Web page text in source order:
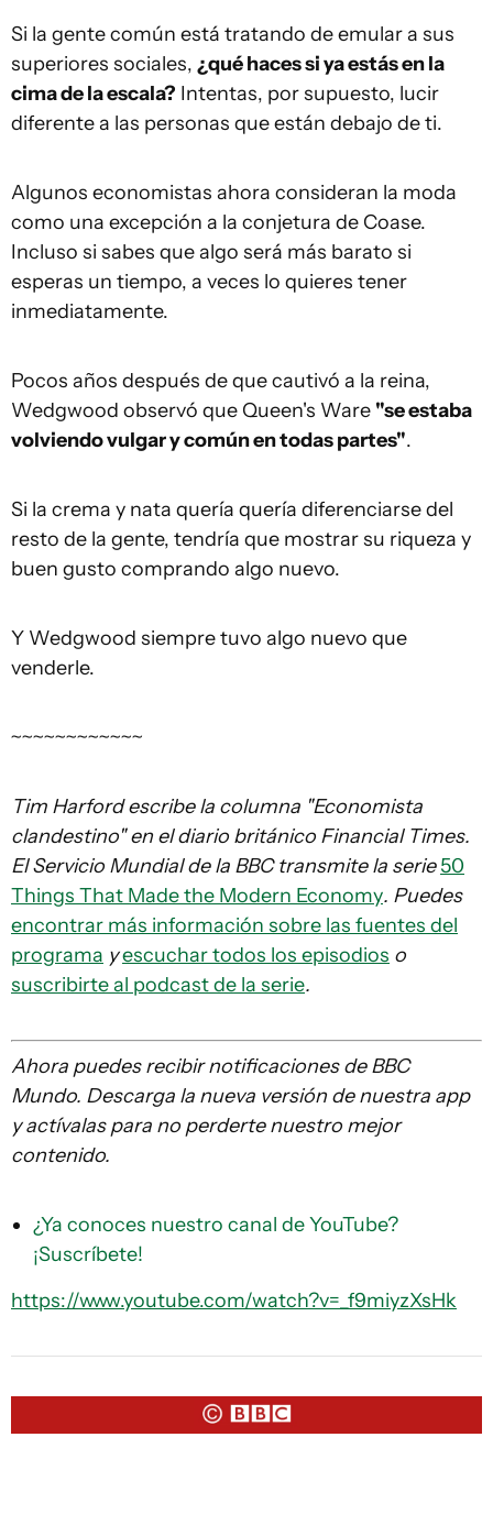
Si la gente común está tratando de emular a sus
superiores sociales, ¿qué haces si ya estás en la
cima de la escala? Intentas, por supuesto, lucir
diferente a las personas que están debajo de ti.
Algunos economistas ahora consideran la moda
como una excepción a la conjetura de Coase.
Incluso si sabes que algo será más barato si
esperas un tiempo, a veces lo quieres tener
inmediatamente.
Pocos años después de que cautivó a la reina,
Wedgwood observó que Queen's Ware "se estaba
volviendo vulgar y común en todas partes".
Si la crema y nata quería quería diferenciarse del
resto de la gente, tendría que mostrar su riqueza y
buen gusto comprando algo nuevo.
Y Wedgwood siempre tuvo algo nuevo que
venderle.
~~~~~~~~~~~~
Tim Harford escribe la columna "Economista
clandestino" en el diario británico Financial Times.
El Servicio Mundial de la BBC transmite la serie50
Things That Made the Modern Economy. Puedes
encontrar más información sobre las fuentes del
programa yescuchar todos los episodios o
suscribirte al podcast de la serie.
Ahora puedes recibir notificaciones de BBC
Mundo. Descarga la nueva versión de nuestra app
y actívalas para no perderte nuestro mejor
contenido.
¿Ya conoces nuestro canal de YouTube?
¡Suscríbete!
https://www.youtube.com/watch?v=_f9miyzXsHk